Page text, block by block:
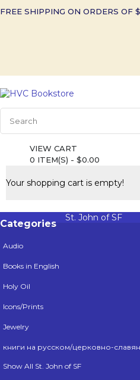
FREE SHIPPING ON ORDERS OF
VIEW CART
0 ITEM(S) - $0.00
Your shopping cart is empty!
Categories
St. John of SF
Audio
Books in English
Holy Oil
Icons/Prints
Jewelry
книги на русском/церковно-
Show All St. John of SF